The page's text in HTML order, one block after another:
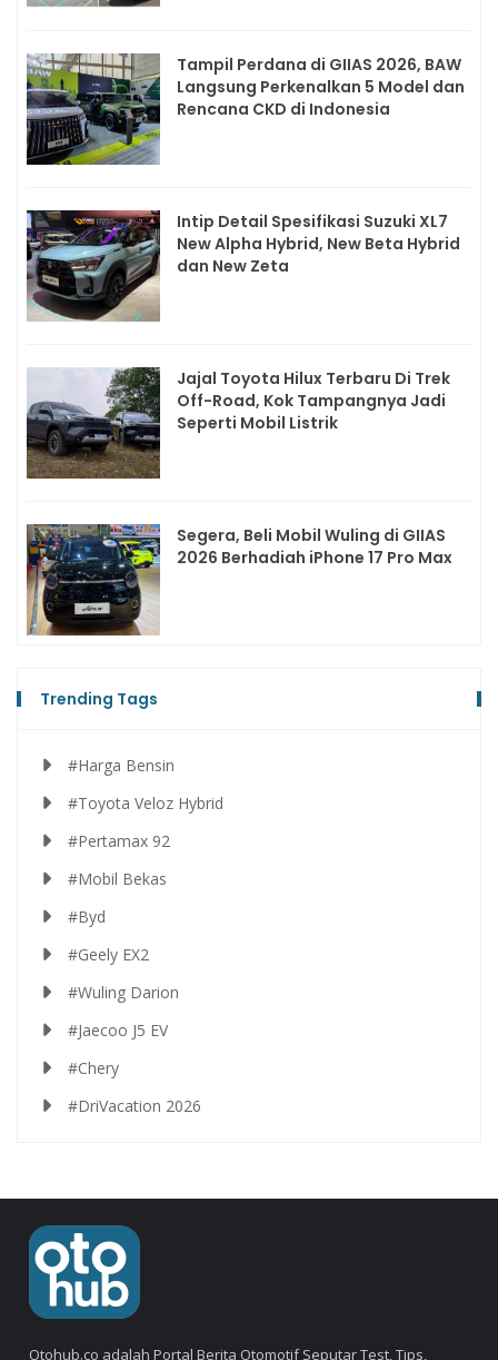
Tampil Perdana di GIIAS 2026, BAW
Langsung Perkenalkan 5 Model dan
Rencana CKD di Indonesia
Intip Detail Spesifikasi Suzuki XL7
New Alpha Hybrid, New Beta Hybrid
dan New Zeta
Jajal Toyota Hilux Terbaru Di Trek
Off-Road, Kok Tampangnya Jadi
Seperti Mobil Listrik
Segera, Beli Mobil Wuling di GIIAS
2026 Berhadiah iPhone 17 Pro Max
Trending Tags
#Harga Bensin
#Toyota Veloz Hybrid
#Pertamax 92
#Mobil Bekas
#Byd
#Geely EX2
#Wuling Darion
#Jaecoo J5 EV
#Chery
#DriVacation 2026
Otohub.co adalah Portal Berita Otomotif Seputar Test, Tips,